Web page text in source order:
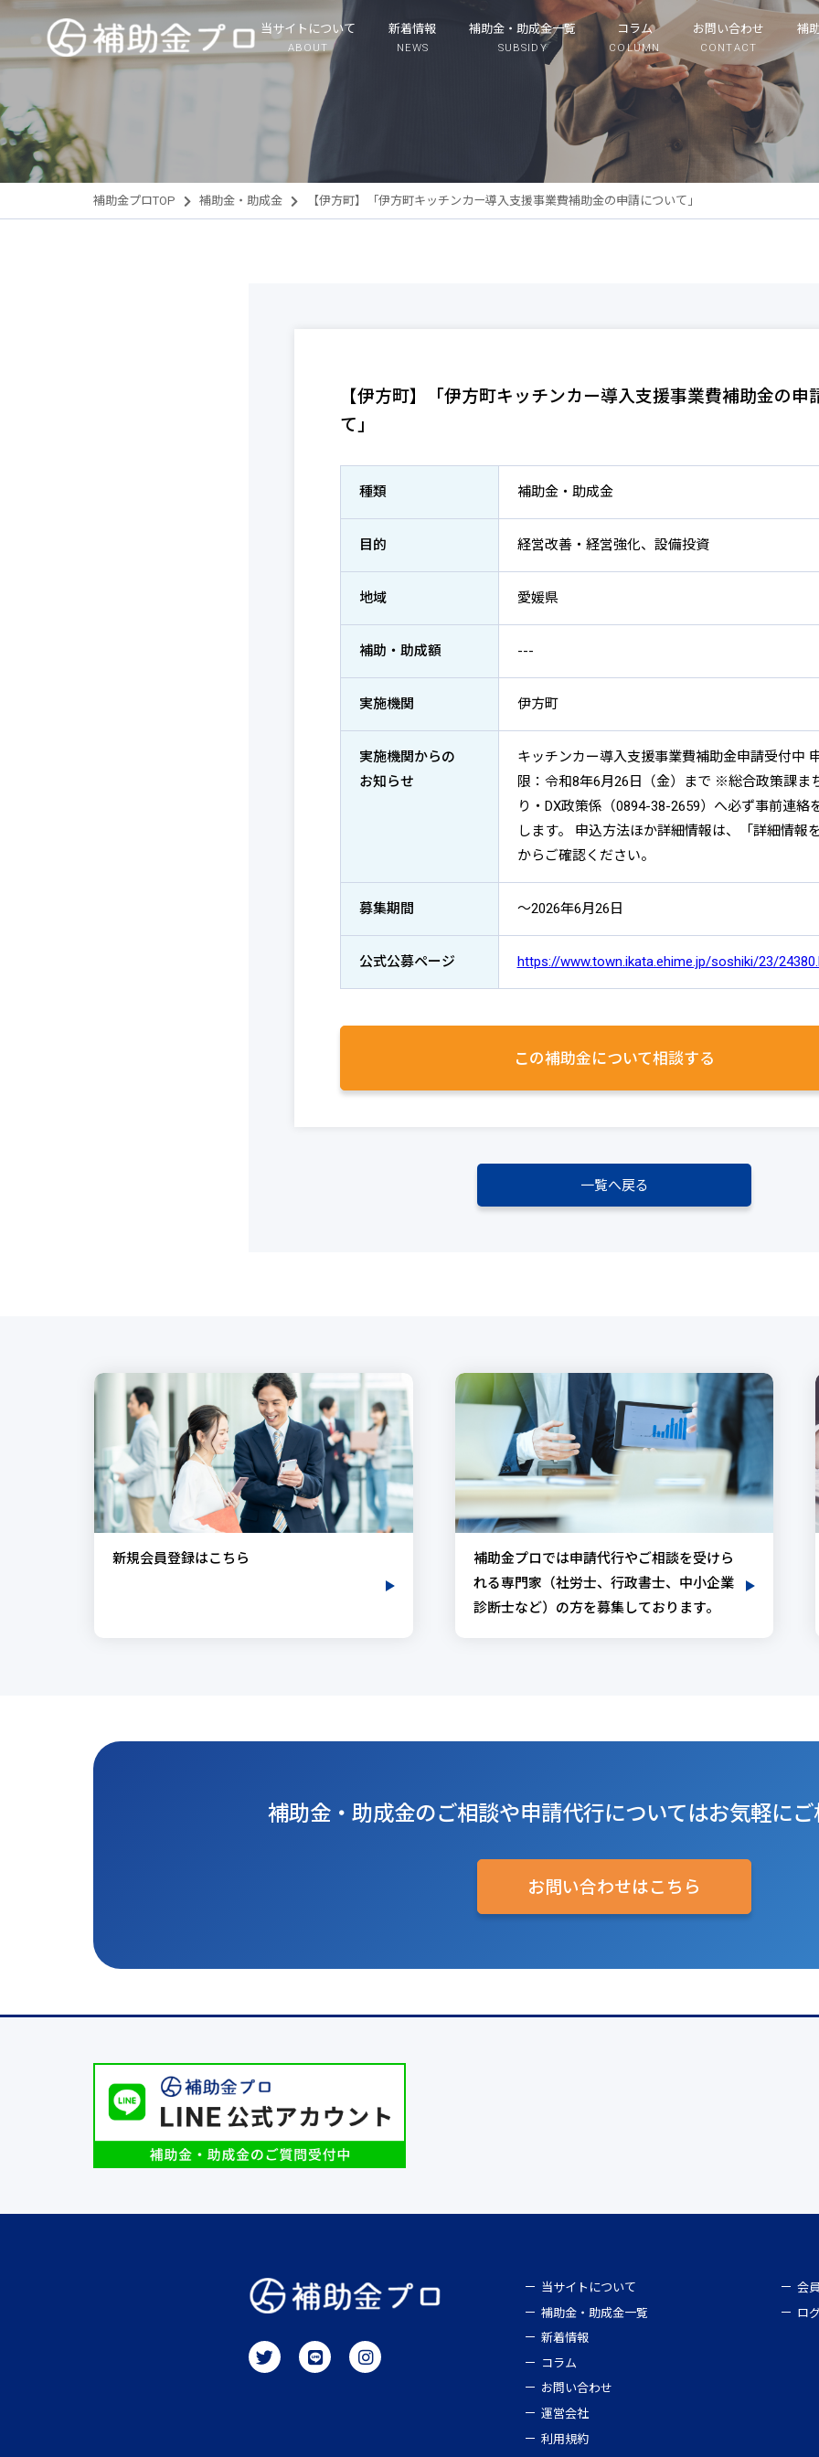
当サイトについて
ABOUT
新着情報
NEWS
補助金・助成金一覧
SUBSIDY
コラム
COLUMN
お問い合わせ
CONTACT
補
補助金プロTOP 補助金・助成金 【伊方町】「伊方町キッチンカー導入支援事業費補助金の申請について」
【伊方町】「伊方町キッチンカー導入支援事業費補助金の申
て」
種類 補助金・助成金
目的 経営改善・経営強化、設備投資
地域 愛媛県
補助・助成額 ---
実施機関 伊方町
実施機関からの
お知らせ
キッチンカー導入支援事業費補助金申請受付中
限：令和8年6月26日（金）まで ※総合政策課ま
り・DX政策係（0894-38-2659）へ必ず事前連絡
します。 申込方法ほか詳細情報は、「詳細情報を
からご確認ください。
募集期間 ～2026年6月26日
公式公募ページ https://www.town.ikata.ehime.jp/soshiki/23/
この補助金について相談する
一覧へ戻る
新規会員登録はこちら
補助金プロでは申請代行やご相談を受けら
れる専門家（社労士、行政書士、中小企業
診断士など）の方を募集しております。
補助金・助成金のご相談や申請代行についてはお気軽にご
お問い合わせはこちら
当サイトについて
補助金・助成金一覧
新着情報
コラム
お問い合わせ
運営会社
利用規約
会
ロ